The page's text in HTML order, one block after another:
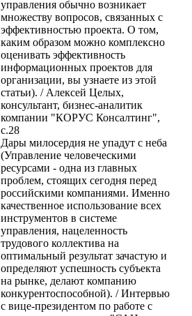
управления обычно возникает
множеству вопросов, связанных с
эффективностью проекта. О том,
каким образом можно комплексно
оценивать эффективность
информационных проектов для
организации, вы узнаете из этой
статьи). / Алексей Целых,
консультант, бизнес-аналитик
компании "КОРУС Консалтинг",
с.28
Дары милосердия не упадут с неба
(Управление человеческими
ресурсами - одна из главных
проблем, стоящих сегодня перед
российскими компаниями. Именно
качественное использование всех
инструментов в системе
управления, нацеленность
трудового коллектива на
оптимальный результат зачастую и
определяют успешность субъекта
на рынке, делают компанию
конкурентоспособной). / Интервью
с вице-президентом по работе с